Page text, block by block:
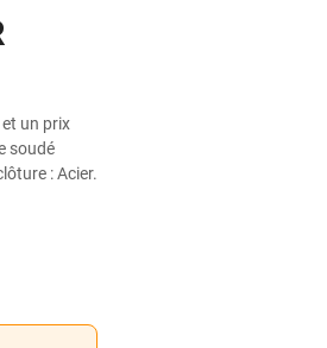
un prix
soudé
: Acier.